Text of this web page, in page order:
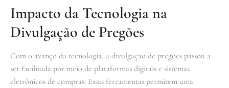
Impacto da Tecnologia na
Divulgação de Pregões
Com o avanço da tecnologia, a divulgação de pregões passou a
ser facilitada por meio de plataformas digitais e sistemas
eletrônicos de compras. Essas ferramentas permitem uma